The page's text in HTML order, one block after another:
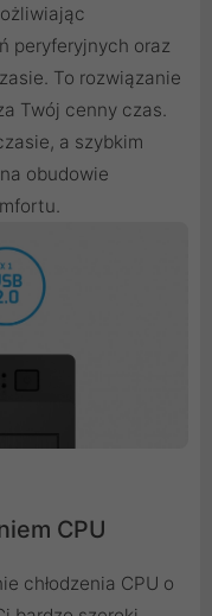
peryferyjnych oraz
To rozwiązanie
Twój cenny czas.
a szybkim
obudowie
CPU
chłodzenia CPU o